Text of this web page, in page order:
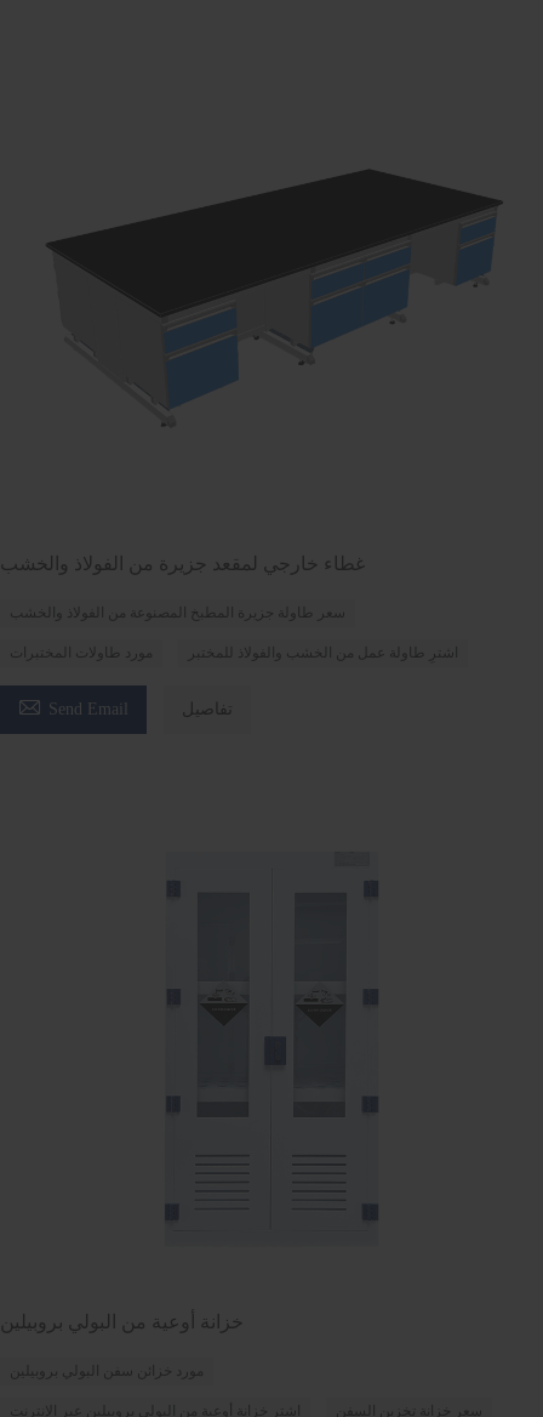
غطاء خارجي لمقعد جزيرة من الفولاذ والخشب
سعر طاولة جزيرة المطبخ المصنوعة من الفولاذ والخشب
مورد طاولات المختبرات اشترِ طاولة عمل من الخشب والفولاذ للمختبر
 Send Email تفاصيل
خزانة أوعية من البولي بروبيلين
مورد خزائن سفن البولي بروبيلين
اشترِ خزانة أوعية من البولي بروبيلين عبر الإنترنت سعر خزانة تخزين السفن